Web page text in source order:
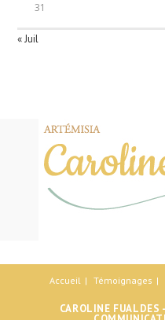
31
« Juil
Accueil Témoignages
CAROLINE FUALDES